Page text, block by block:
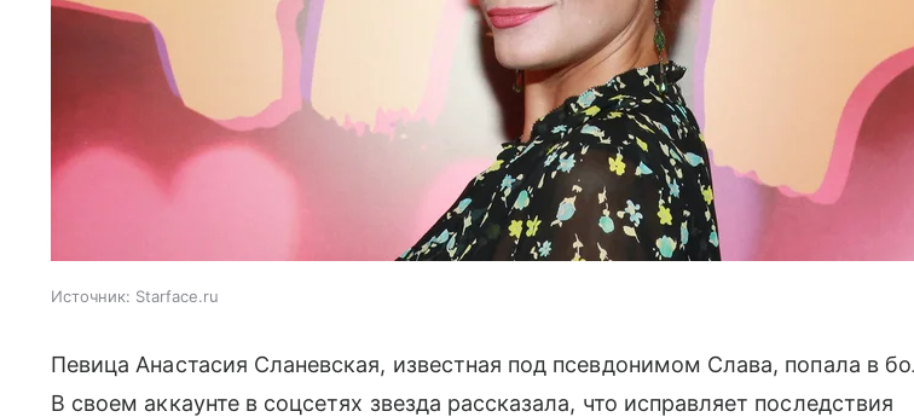
Источник: Starface.ru
Певица Анастасия Сланевская, известная под псевдонимом Слава, попала в
В своем аккаунте в соцсетях звезда рассказала, что исправляет последствия